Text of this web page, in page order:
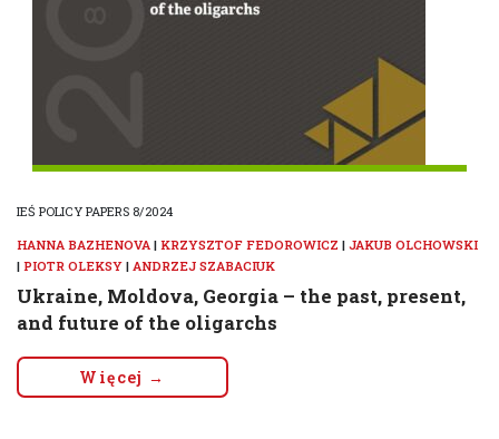
IEŚ POLICY PAPERS 8/2024
HANNA BAZHENOVA | KRZYSZTOF FEDOROWICZ | JAKUB OLCHOWSKI
| PIOTR OLEKSY | ANDRZEJ SZABACIUK
Ukraine, Moldova, Georgia – the past, present,
and future of the oligarchs
Więcej →